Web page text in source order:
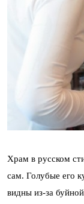
Храм в русском
сам. Голубые его
видны из-за